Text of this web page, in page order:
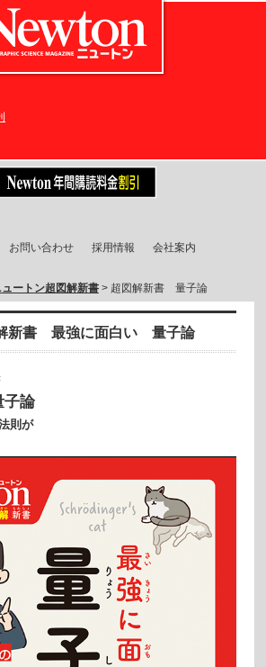
お問い合わせ 採用情報 会社案内
ュートン超図解新書> 超図解新書 量子論
新書 最強に面白い 量子論
子論
則が